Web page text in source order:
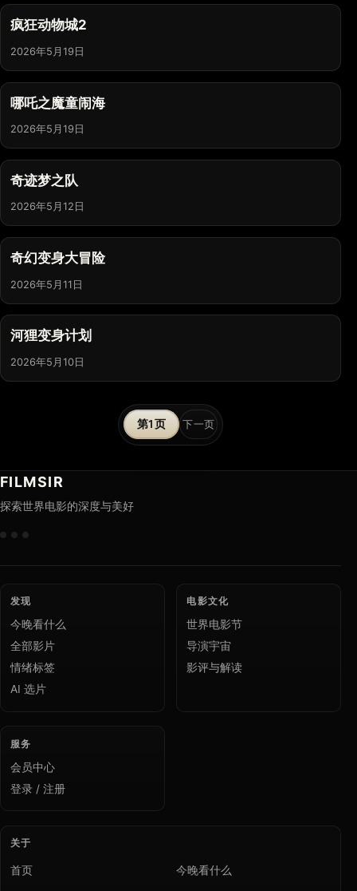
疯狂动物城2
2026年5月19日
哪吒之魔童闹海
2026年5月19日
奇迹梦之队
2026年5月12日
奇幻变身大冒险
2026年5月11日
河狸变身计划
2026年5月10日
文
章
1 下一页
FILMSIR
探索世界电影的深度与美好
发现
今晚看什么
全部影片
情绪标签
AI 选片
电影文化
世界电影节
导演宇宙
影评与解读
服务
会员中心
登录 / 注册
关于
首页 今晚看什么